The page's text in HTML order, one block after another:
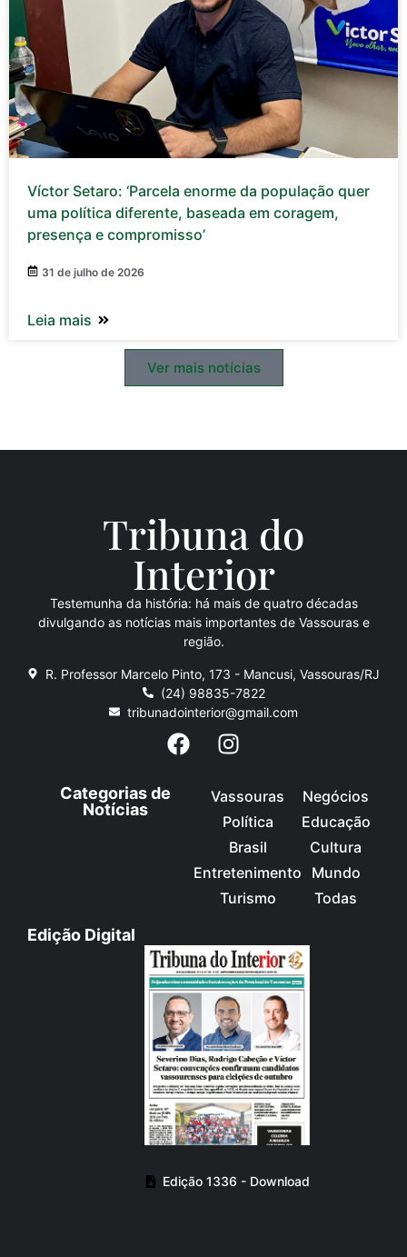
Víctor Setaro: ‘Parcela enorme da população quer
uma política diferente, baseada em coragem,
presença e compromisso’
31 de julho de 2026
Leia mais
Ver mais notícias
Tribuna do
Interior
Testemunha da história: há mais de quatro décadas
divulgando as notícias mais importantes de Vassouras e
região.
R. Professor Marcelo Pinto, 173 - Mancusi, Vassouras/RJ
(24) 98835-7822
tribunadointerior@gmail.com
Categorias de
Notícias
Vassouras
Política
Brasil
Entretenimento
Turismo
Negócios
Educação
Cultura
Mundo
Todas
Edição Digital
Edição 1336 - Download